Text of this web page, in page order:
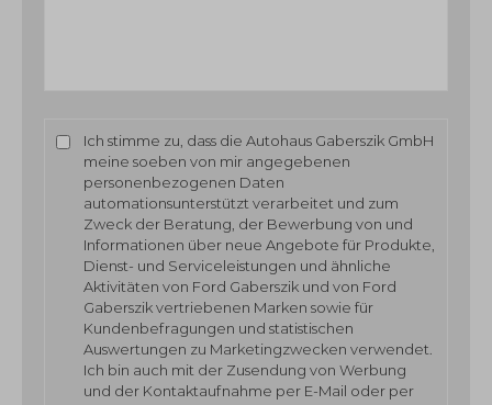
Ich stimme zu, dass die Autohaus Gaberszik GmbH
meine soeben von mir angegebenen
personenbezogenen Daten
automationsunterstützt verarbeitet und zum
Zweck der Beratung, der Bewerbung von und
Informationen über neue Angebote für Produkte,
Dienst- und Serviceleistungen und ähnliche
Aktivitäten von Ford Gaberszik und von Ford
Gaberszik vertriebenen Marken sowie für
Kundenbefragungen und statistischen
Auswertungen zu Marketingzwecken verwendet.
Ich bin auch mit der Zusendung von Werbung
und der Kontaktaufnahme per E-Mail oder per